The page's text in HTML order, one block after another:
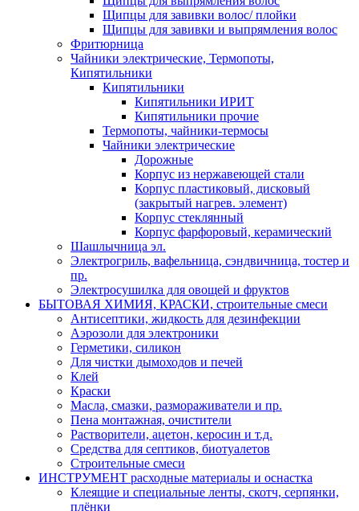
Щипцы для завивки волос/ плойки
Щипцы для завивки и выпрямления волос
Фритюрница
Чайники электрические, Термопоты,
Кипятильники
Кипятильники
Кипятильники ИРИТ
Кипятильники прочие
Термопоты, чайники-термосы
Чайники электрические
Дорожные
Корпус из нержавеющей стали
Корпус пластиковый, дисковый
(закрытый нагрев. элемент)
Корпус стеклянный
Корпус фарфоровый, керамический
Шашлычница эл.
Электрогриль, вафельница, сэндвичница, тостер и
пр.
Электросушилка для овощей и фруктов
БЫТОВАЯ ХИМИЯ, КРАСКИ, строительные смеси
Антисептики, жидкость для дезинфекции
Аэрозоли для электроники
Герметики, силикон
Для чистки дымоходов и печей
Клей
Краски
Масла, смазки, размораживатели и пр.
Пена монтажная, очистители
Растворители, ацетон, керосин и т.д.
Средства для септиков, биотуалетов
Строительные смеси
ИНСТРУМЕНТ расходные материалы и оснастка
Клеящие и специальные ленты, скотч, серпянки,
плёнки